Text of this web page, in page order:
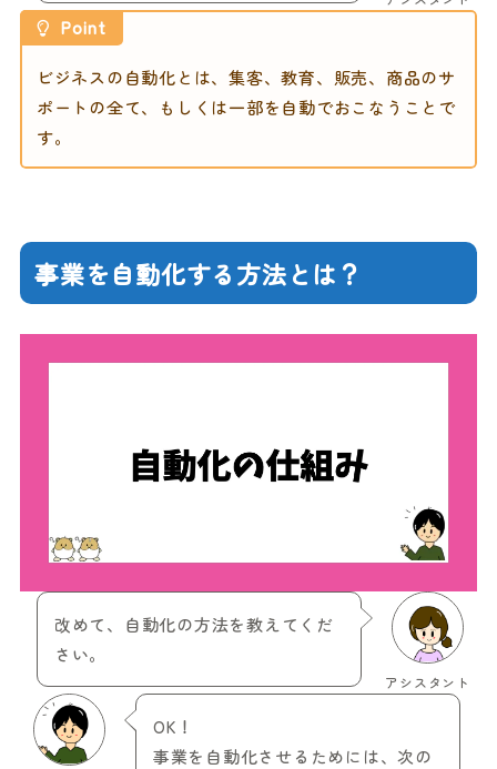
Point
ビジネスの自動化とは、集客、教育、販売、商品のサ
ポートの全て、もしくは一部を自動でおこなうことで
す。
事業を自動化する方法とは？
アシスタント
改めて、自動化の方法を教えてくだ
さい。
OK！
事業を自動化させるためには、次の